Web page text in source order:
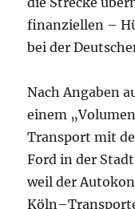
finanziellen –
bei der
Nach Angaben
einem
Transport mit
Ford in der
weil der